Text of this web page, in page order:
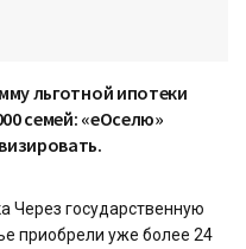
льготной ипотеки
семей: «еОселю»
государственную
приобрели уже более 24